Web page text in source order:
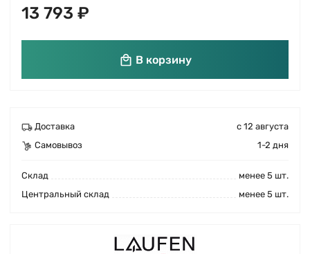
13 793 ₽
В корзину
Доставка
с 12 августа
Самовывоз
1-2 дня
Cклад
менее 5 шт.
Центральный склад
менее 5 шт.